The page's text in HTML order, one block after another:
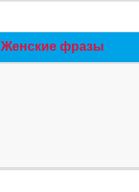
Женские фразы